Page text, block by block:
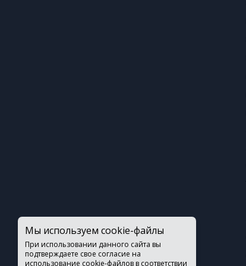
Мы используем cookie-файлы
При использовании данного сайта вы
подтверждаете свое согласие на
использование cookie-файлов в соответствии